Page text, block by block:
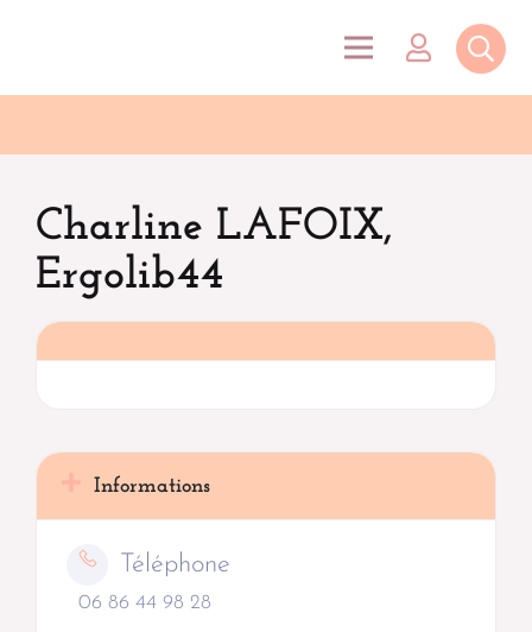
Charline LAFOIX,
Ergolib44
Informations
Téléphone
06 86 44 98 28